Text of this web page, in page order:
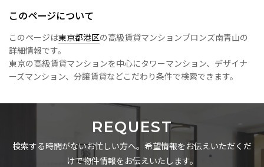
このページについて
このページは東京都港区の高級賃貸マンションブロンズ南青山の
詳細情報です。
東京の高級賃貸マンションを中心にタワーマンション、デザイナ
ーズマンション、分譲賃貸などこだわり条件で検索できます。
REQUEST
検索する時間がないお忙しい方へ。希望情報をお伝えいただくだ
けで物件情報をお伝えいたします。